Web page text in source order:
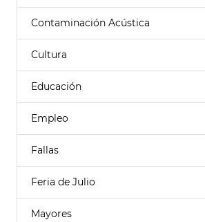
Contaminación Acústica
Cultura
Educación
Empleo
Fallas
Feria de Julio
Mayores